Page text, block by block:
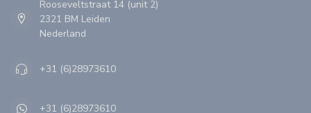
Rooseveltstraat 14 (unit 2)
2321 BM Leiden
Nederland
+31 (6)28973610
+31 (6)28973610